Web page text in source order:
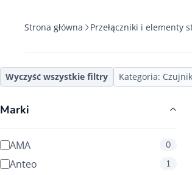
Strona główna Przełączniki i elementy
Wyczyść wszystkie filtry Kategoria:
Marki
AMA 0
Anteo 1